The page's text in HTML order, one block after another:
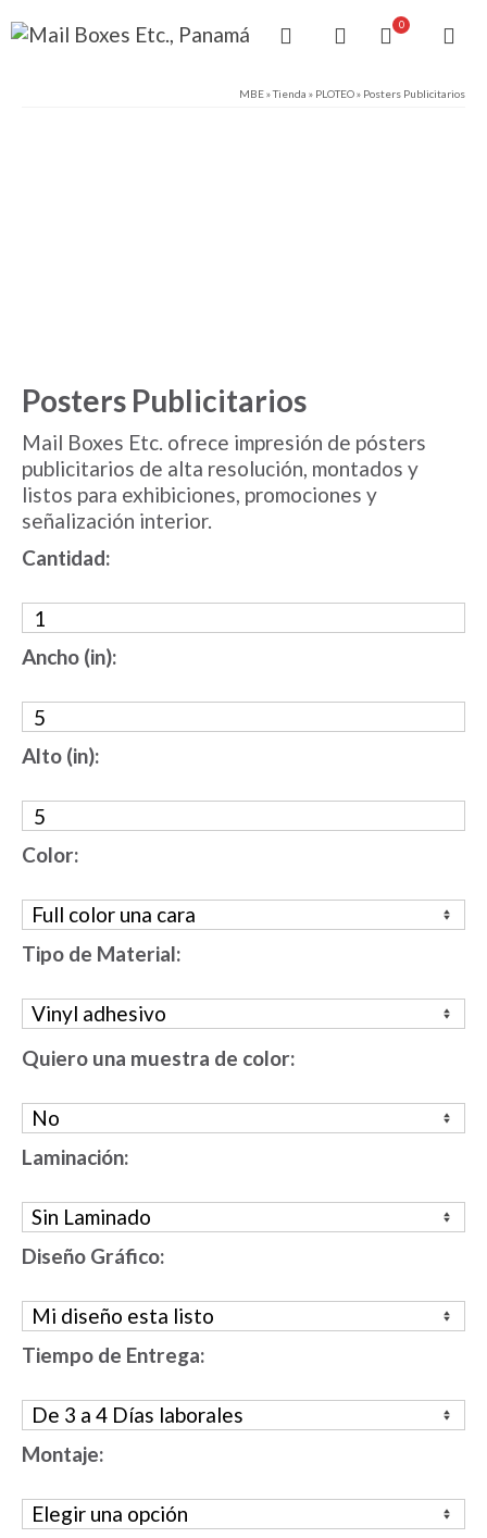
0
MBE»Tienda » PLOTEO» Posters Publicitarios
Posters Publicitarios
Mail Boxes Etc. ofrece impresión de pósters
publicitarios de alta resolución, montados y
listos para exhibiciones, promociones y
señalización interior.
Cantidad:
Ancho (in):
Alto (in):
Color:
Tipo de Material:
Quiero una muestra de color:
Laminación:
Diseño Gráfico:
Tiempo de Entrega:
Montaje: